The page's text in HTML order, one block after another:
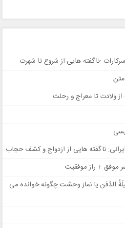
:ناگفته هایی از شروع تا شهرت
ولادت تا معراج و رحلت
ناگفته هایی از ازدواج و کشف حجاب
موفق + راز موفقیت
الدّفن یا نماز وحشت چگونه خوانده می